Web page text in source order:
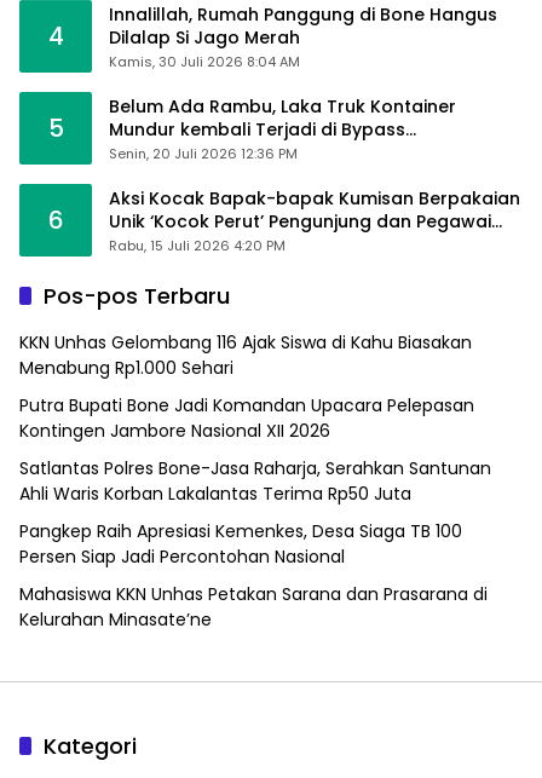
4
Innalillah, Rumah Panggung di Bone Hangus
Dilalap Si Jago Merah
Kamis, 30 Juli 2026 8:04 AM
5
Belum Ada Rambu, Laka Truk Kontainer
Mundur kembali Terjadi di Bypass
Sumpallabbu
Senin, 20 Juli 2026 12:36 PM
6
Aksi Kocak Bapak-bapak Kumisan Berpakaian
Unik ‘Kocok Perut’ Pengunjung dan Pegawai
Alfamart, Ngaku Aktifkan Layar Sentuh Atm
Rabu, 15 Juli 2026 4:20 PM
Pos-pos Terbaru
KKN Unhas Gelombang 116 Ajak Siswa di Kahu Biasakan
Menabung Rp1.000 Sehari
Putra Bupati Bone Jadi Komandan Upacara Pelepasan
Kontingen Jambore Nasional XII 2026
Satlantas Polres Bone-Jasa Raharja, Serahkan Santunan
Ahli Waris Korban Lakalantas Terima Rp50 Juta
Pangkep Raih Apresiasi Kemenkes, Desa Siaga TB 100
Persen Siap Jadi Percontohan Nasional
Mahasiswa KKN Unhas Petakan Sarana dan Prasarana di
Kelurahan Minasate’ne
Kategori